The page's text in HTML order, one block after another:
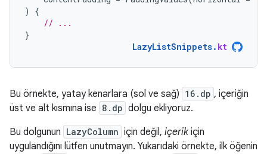
)
{
// ...
}
LazyListSnippets. kt
Bu örnekte, yatay kenarlara (sol ve sağ) 16.dp , içeriğin
üst ve alt kısmına ise 8.dp dolgu ekliyoruz.
Bu dolgunun LazyColumn için değil, içerikiçin
uygulandığını lütfen unutmayın. Yukarıdaki örnekte, ilk öğenin